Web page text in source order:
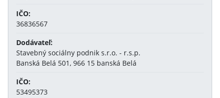
IČO:
36836567
Dodávateľ:
Stavebný sociálny podnik s.r.o. - r.s.p.
Banská Belá 501, 966 15 banská Belá
IČO:
53495373